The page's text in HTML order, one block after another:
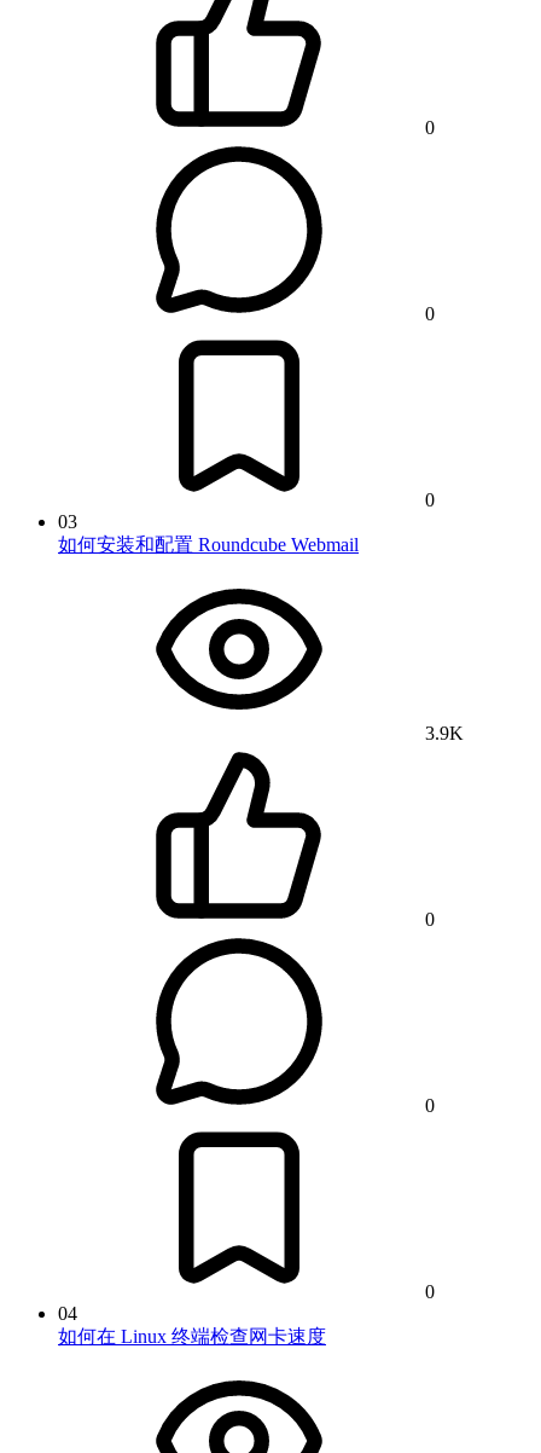
0
0
0
03
如何安装和配置 Roundcube Webmail
3.9K
0
0
0
04
如何在 Linux 终端检查网卡速度